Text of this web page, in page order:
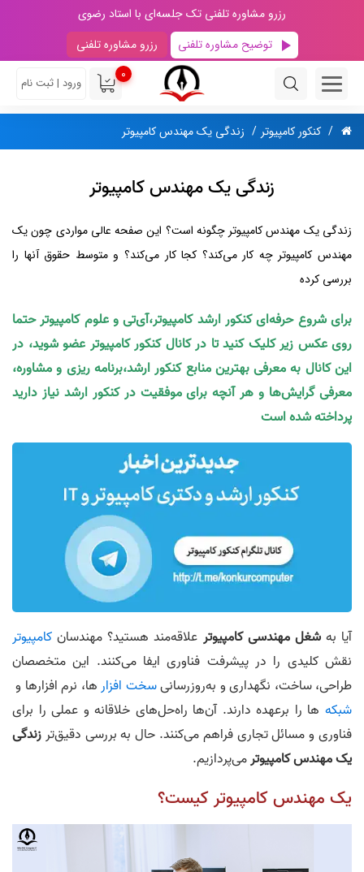
رزرو مشاوره تلفنی تک جلسه‌ای با استاد رضوی
توضیح مشاوره تلفنی
رزرو مشاوره تلفنی
0
ورود | ثبت نام
کنکور کامپیوتر زندگی یک مهندس کامپیوتر
زندگی یک مهندس کامپیوتر
زندگی یک مهندس کامپیوتر چگونه است؟ این صفحه عالی مواردی چون یک
مهندس کامپیوتر چه کار می‌کند؟ کجا کار می‌کند؟ و متوسط حقوق آنها را
بررسی کرده
برای شروع حرفه‌ای کنکور ارشد کامپیوتر،آی‌تی و علوم کامپیوتر حتما
روی عکس زیر کلیک کنید تا در کانال کنکور کامپیوتر عضو شوید، در
این کانال به معرفی بهترین منابع کنکور ارشد،برنامه ریزی و مشاوره،
معرفی گرایش‌ها و هر آنچه برای موفقیت در کنکور ارشد نیاز دارید
پرداخته شده است
آیا بهشغل مهندسی کامپیوتر علاقه‌مند هستید؟ مهندسان کامپیوتر
نقش کلیدی را در پیشرفت فناوری ایفا می‌کنند. این متخصصان
طراحی، ساخت، نگهداری و به‌روزرسانیسخت افزارها، نرم‌ افزارها و
شبکه ها را برعهده دارند. آن‌ها راه‌حل‌های خلاقانه و عملی را برای
فناوری و مسائل تجاری فراهم می‌کنند. حال به بررسی دقیق‌تر زندگی
یک مهندس کامپیوترمی‌پردازیم.
یک مهندس کامپیوتر کیست؟